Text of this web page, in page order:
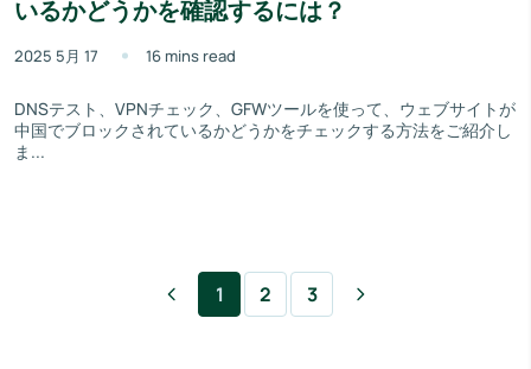
いるかどうかを確認するには？
2025 5月 17 16 mins read
DNSテスト、VPNチェック、GFWツールを使って、ウェブサイトが
中国でブロックされているかどうかをチェックする方法をご紹介し
ま...
1 2 3